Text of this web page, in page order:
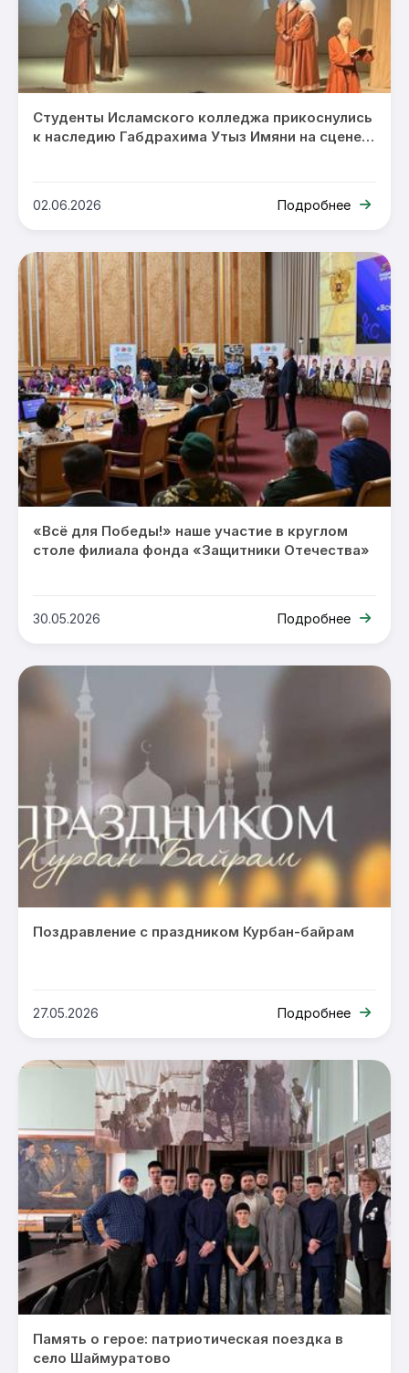
Студенты Исламского колледжа прикоснулись
к наследию Габдрахима Утыз Имяни на сцене
02.06.2026 Подробнее
«Всё для Победы!» наше участие в круглом
столе филиала фонда «Защитники Отечества»
30.05.2026 Подробнее
Поздравление с праздником Курбан-байрам
27.05.2026 Подробнее
Память о герое: патриотическая поездка в
село Шаймуратово